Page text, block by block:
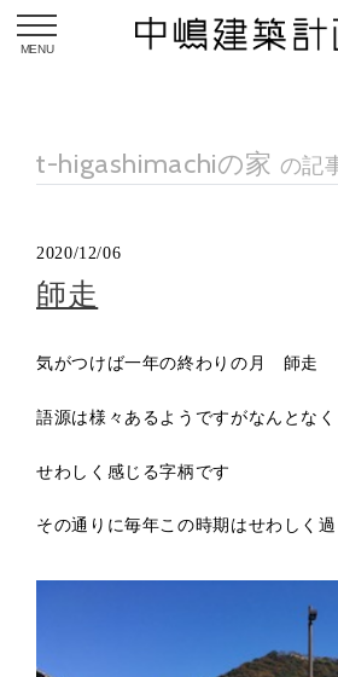
t-higashimachiの家 の記
2020/12/06
師走
気がつけば一年の終わりの月 師走
語源は様々あるようですがなんとなく
せわしく感じる字柄です
その通りに毎年この時期はせわしく
toggle navigation